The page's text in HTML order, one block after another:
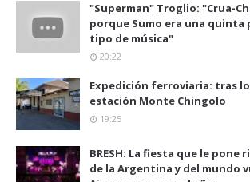
"Superman" Troglio: "Crua-
porque Sumo era una quinta
tipo de música"
20:22
Expedición ferroviaria: tras
estación Monte Chingolo
19:25
BRESH: La fiesta que le pone
de la Argentina y del mundo